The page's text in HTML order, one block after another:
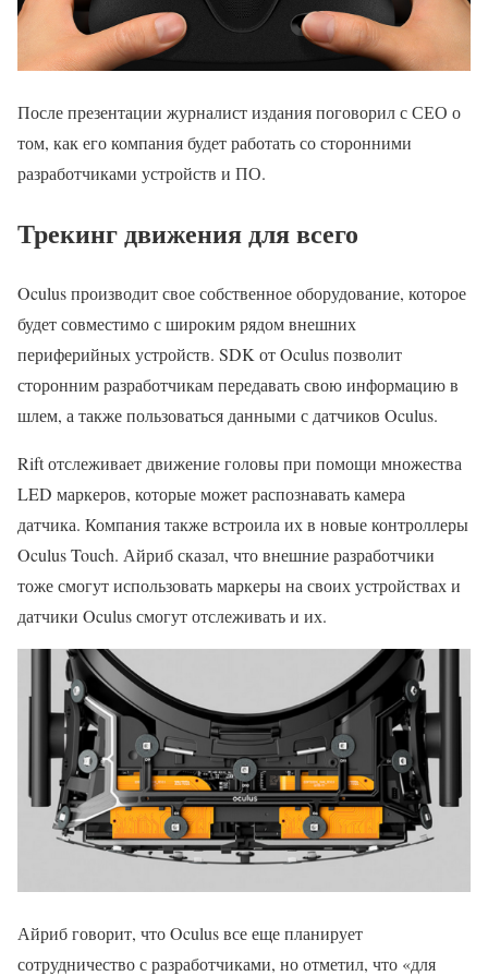
После презентации журналист издания поговорил с СЕО о
том, как его компания будет работать со сторонними
разработчиками устройств и ПО.
Трекинг движения для всего
Oculus производит свое собственное оборудование, которое
будет совместимо с широким рядом внешних
периферийных устройств. SDK от Oculus позволит
сторонним разработчикам передавать свою информацию в
шлем, а также пользоваться данными с датчиков Oculus.
Rift отслеживает движение головы при помощи множества
LED маркеров, которые может распознавать камера
датчика. Компания также встроила их в новые контроллеры
Oculus Touch. Айриб сказал, что внешние разработчики
тоже смогут использовать маркеры на своих устройствах и
датчики Oculus смогут отслеживать и их.
Айриб говорит, что Oculus все еще планирует
сотрудничество с разработчиками, но отметил, что «для